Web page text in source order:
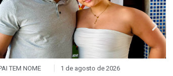
TEM NOME 1 de agosto de 2026